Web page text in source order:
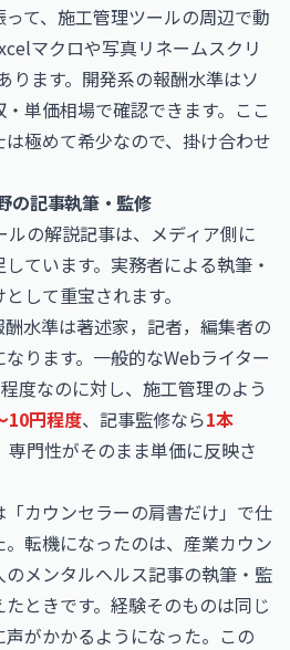
て、施工管理ツールの周辺で動
マクロや写真リネームスクリ
ります。開発系の報酬水準はソ
・単価相場で確認できます。ここ
極めて希少なので、掛け合わせ
の記事執筆・監修
ルの解説記事は、メディア側に
しています。実務者による執筆・
して重宝されます。
水準は著述家，記者，編集者の
ります。一般的なWebライター
度なのに対し、施工管理のよう
10円程度、記事監修なら1本
専門性がそのまま単価に反映さ
カウンセラーの肩書だけ」で仕
転機になったのは、産業カウン
メンタルヘルス記事の執筆・監
ときです。経験そのものは同じ
がかかるようになった。この